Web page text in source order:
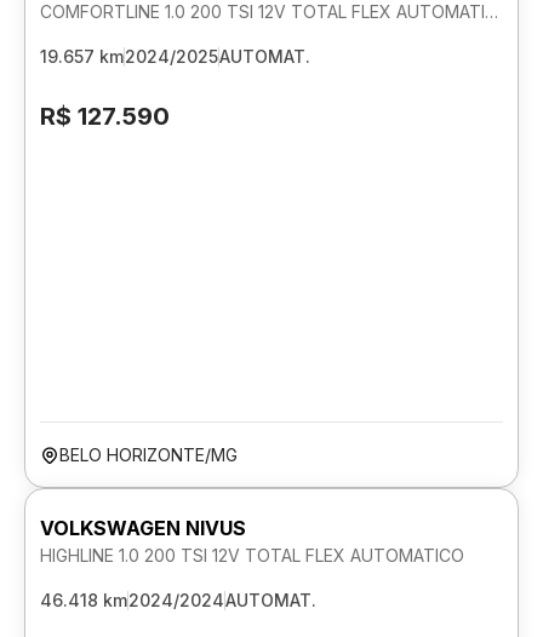
COMFORTLINE 1.0 200 TSI 12V TOTAL FLEX AUTOMATICO
19.657 km2024/2025AUTOMAT.
R$ 127.590
BELO HORIZONTE/MG
VOLKSWAGEN NIVUS
HIGHLINE 1.0 200 TSI 12V TOTAL FLEX AUTOMATICO
46.418 km2024/2024AUTOMAT.